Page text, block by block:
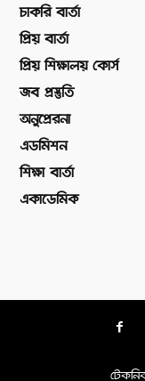
চাকরি বার্তা
প্রিয় বার্তা
প্রিয় শিক্ষালয় কোর্স
জব প্রস্তুতি
অনুপ্রেরনা
এডমিশন
শিক্ষা বার্তা
একাডেমিক